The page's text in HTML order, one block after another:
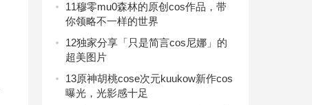
11穆零mu0森林的原创cos作品，带
你领略不一样的世界
12独家分享「只是简言cos尼娜」的
超美图片
13原神胡桃cose次元kuukow新作cos
曝光，光影感十足